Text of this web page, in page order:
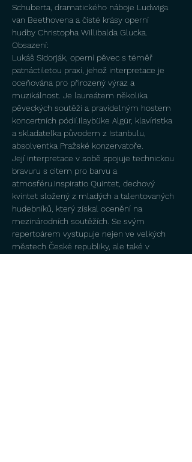
Schuberta, dramatického náboje Ludwiga
van Beethovena a čisté krásy operní
hudby Christopha Willibalda Glucka.
Obsazení:
Lukáš Sidorják, operní pěvec s téměř
patnáctiletou praxí, jehož interpretace je
oceňována pro přirozený výraz a
muzikálnost. Je laureátem několika
pěveckých soutěží a pravidelným hostem
koncertních pódií.Ilaybüke Algür, klavíristka
a skladatelka původem z Istanbulu,
absolventka Pražské konzervatoře.
Její interpretace v sobě spojuje technickou
bravuru s citem pro barvu a
atmosféru.Inspiratio Quintet, dechový
kvintet složený z mladých a talentovaných
hudebníků, který získal ocenění na
mezinárodních soutěžích. Se svým
repertoárem vystupuje nejen ve velkých
městech České republiky, ale také v